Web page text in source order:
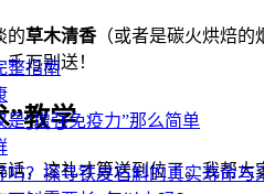
整指南
“增强免疫力”那么简单
吗？探寻铁皮石斛的真实寿命与
的草木清香（或者是碳火烘焙的
万别送！
”教学
，这礼才算送到位了。我帮大